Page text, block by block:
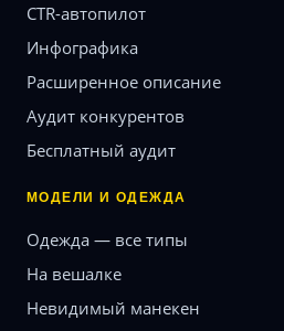
CTR-автопилот
Инфографика
Расширенное описание
Аудит конкурентов
Бесплатный аудит
МОДЕЛИ И ОДЕЖДА
Одежда — все типы
На вешалке
Невидимый манекен